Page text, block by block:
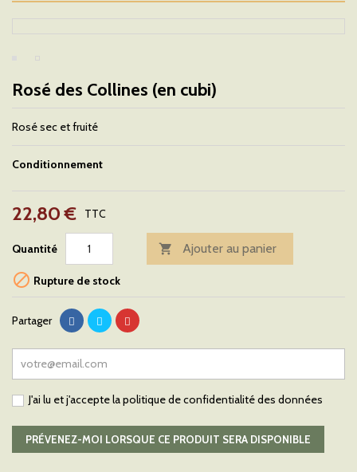
Rosé des Collines (en cubi)
Rosé sec et fruité
Conditionnement
22,80 € TTC
Quantité  Ajouter au panier
 Rupture de stock
Partager
J'ai lu et j'accepte lapolitique de confidentialité des données
PRÉVENEZ-MOI LORSQUE CE PRODUIT SERA DISPONIBLE